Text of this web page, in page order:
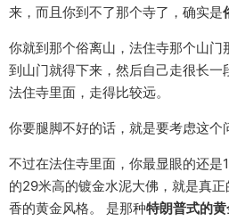
来，而且你到不了那个寺了，确实是
你就到那个俗离山，法住寺那个山
到山门就得下来，然后自己走很长一
法住寺里面，走得比较远。
你要腿脚不好的话，就是要考虑这个
不过在法住寺里面，你最显眼的还是
的29米高的镀金水泥大佛，就是真
香的黄金风格。 是那种特朗普式的